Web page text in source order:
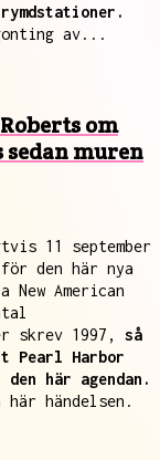
av...
om
muren
11 september
den här nya
American
skrev 1997, så
Pearl Harbor
här agendan.
här händelsen.